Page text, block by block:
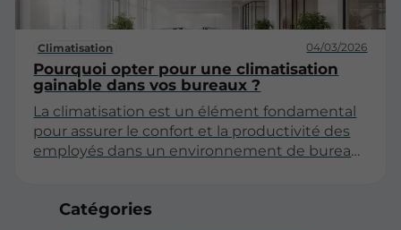
Catégories
Climatisation 04/03/2026
Pourquoi opter pour une climatisation
gainable dans vos bureaux ?
La climatisation est un élément fondamental
pour assurer le confort et la productivité des
employés dans un environnement de bureau.
nombreux avantages. Cet article explore les